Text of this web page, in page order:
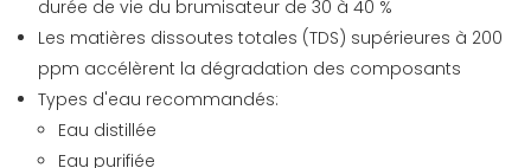
durée de vie du brumisateur de 30 à 40 %
Les matières dissoutes totales (TDS) supérieures à 200
ppm accélèrent la dégradation des composants
Types d'eau recommandés:
Eau distillée
Eau purifiée